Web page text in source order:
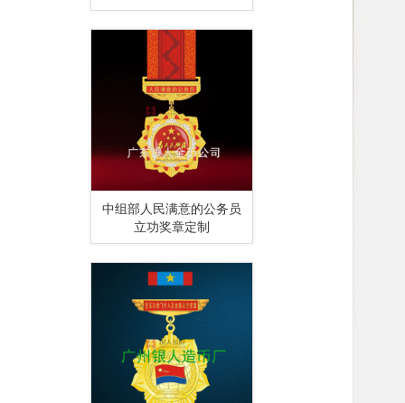
中组部人民满意的公务员
立功奖章定制